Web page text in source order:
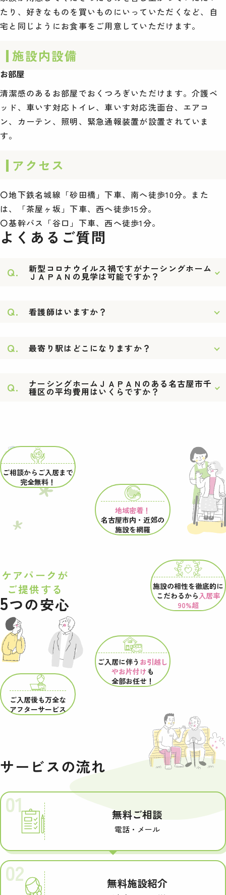
たり、好きなものを買いものにいっていただくなど、自
宅と同じようにお食事をご用意していただけます。
施設内設備
お部屋
清潔感のあるお部屋でおくつろぎいただけます。介護ベ
ッド、車いす対応トイレ、車いす対応洗面台、エアコ
ン、カーテン、照明、緊急通報装置が設置されていま
す。
アクセス
〇地下鉄名城線「砂田橋」下車、南へ徒歩10分。また
は、「茶屋ヶ坂」下車、西へ徒歩15分。
〇基幹バス「谷口」下車、西へ徒歩1分。
よくあるご質問
Q. 新型コロナウイルス禍ですがナーシングホーム
ＪＡＰＡＮの見学は可能ですか？
Q. 看護師はいますか？
Q. 最寄り駅はどこになりますか？
Q. ナーシングホームＪＡＰＡＮのある名古屋市千
種区の平均費用はいくらですか？
ケアパークが
ご提供する
5つの安心
ご相談からご入居まで
完全無料！
地域密着！
名古屋市内・近郊の
施設を網羅
施設の相性を徹底的に
こだわるから 入居率
90%超
ご入居に伴う お引越し
やお片付けも
全部お任せ！
ご入居後も万全な
アフターサービス
サービスの流れ
01 無料ご相談
電話・メール
02 無料施設紹介